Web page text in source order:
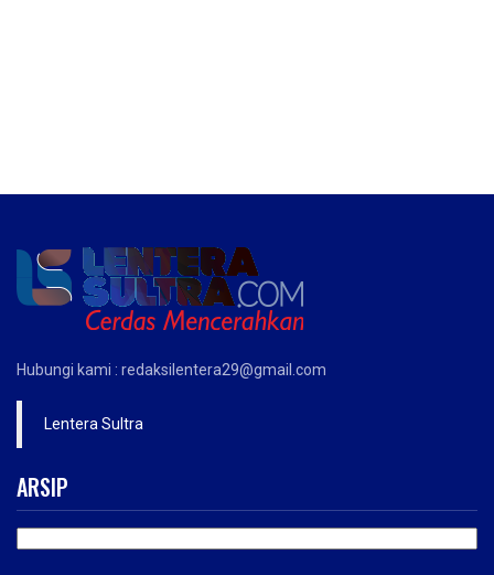
Hubungi kami : redaksilentera29@gmail.com
Lentera Sultra
ARSIP